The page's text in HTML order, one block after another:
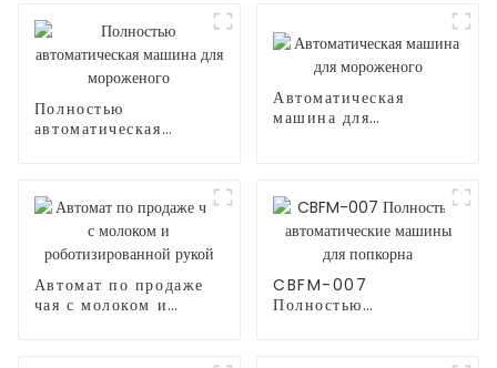
Полностью
автоматическая
Автоматическая
машина для
Автомат по продаже
чая с молоком и
CBFM-007
Полностью